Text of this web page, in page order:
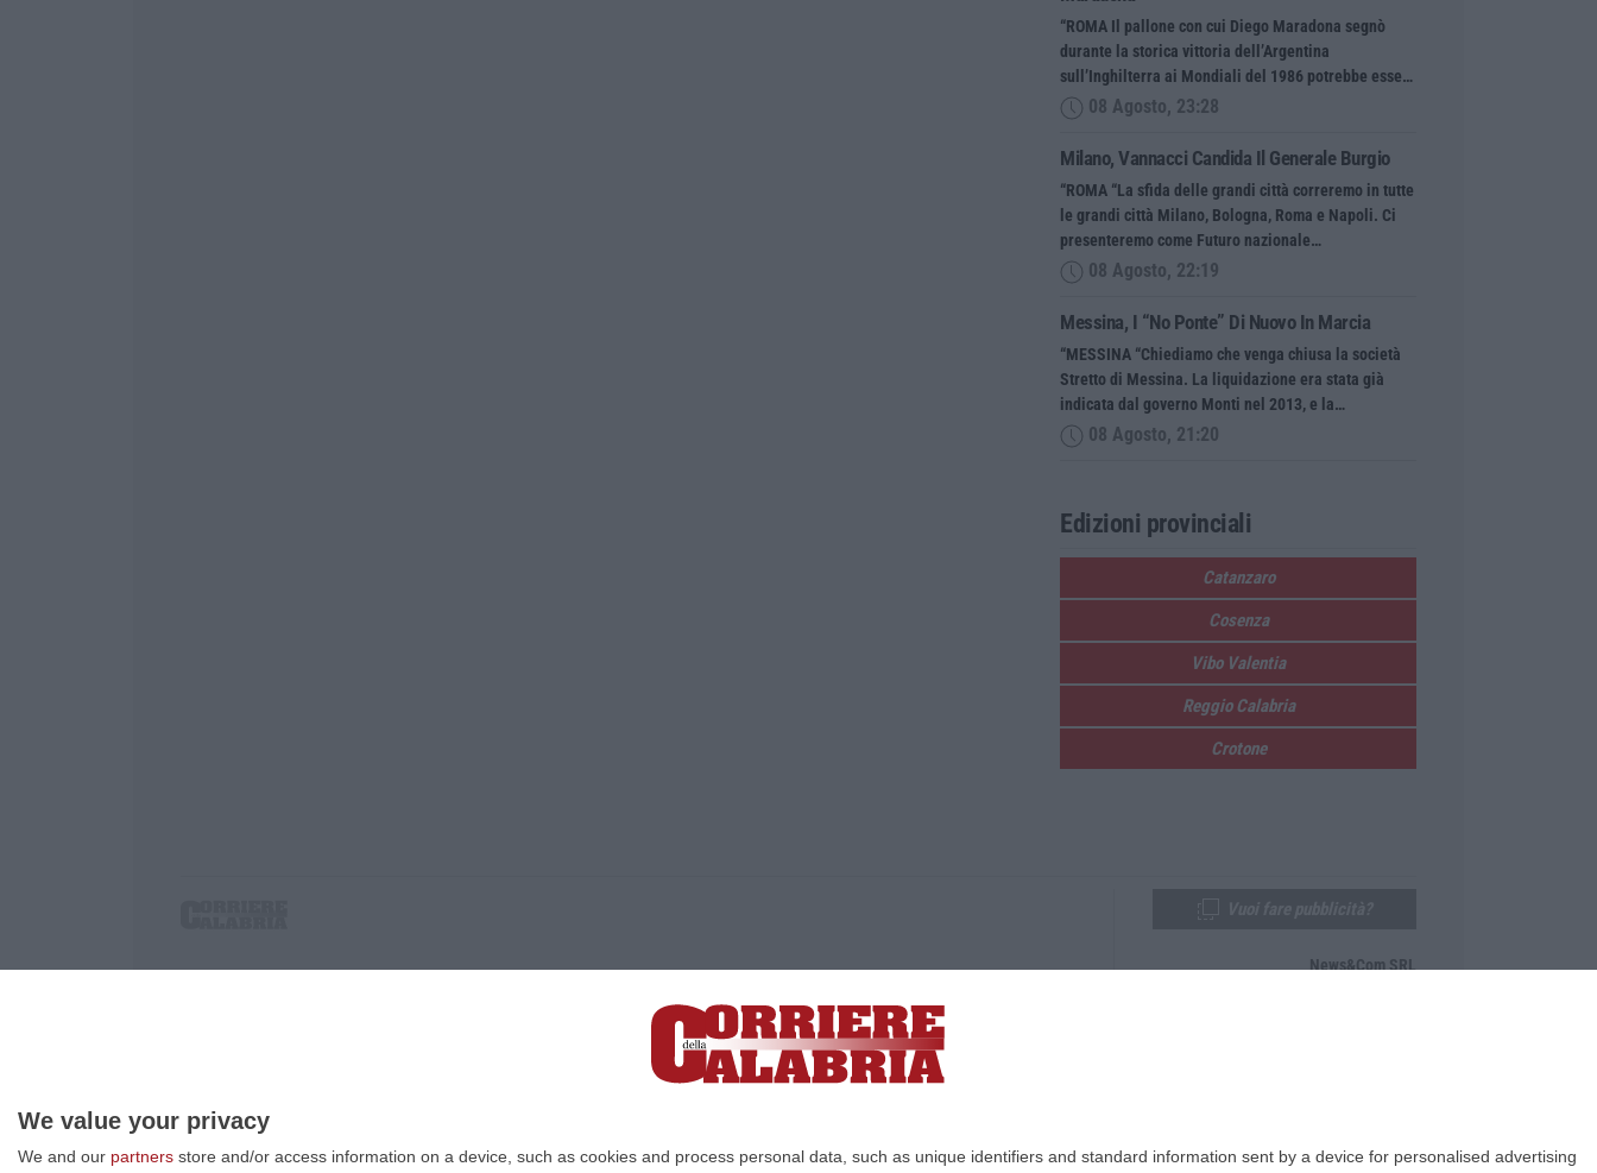
We value your privacy
We and our partners store and/or access information on a device, such as cookies and process personal data, such as unique identifiers and standard information sent by a device for personalised advertising
“ROMA Il pallone con cui Diego Maradona segnò
durante la storica vittoria dell’Argentina
sull’Inghilterra ai Mondiali del 1986 potrebbe esse…
08 Agosto, 23:28
Milano, Vannacci Candida Il Generale Burgio
“ROMA “La sfida delle grandi città correremo in tutte
le grandi città Milano, Bologna, Roma e Napoli. Ci
presenteremo come Futuro nazionale…
08 Agosto, 22:19
Messina, I “No Ponte” Di Nuovo In Marcia
“MESSINA “Chiediamo che venga chiusa la società
Stretto di Messina. La liquidazione era stata già
indicata dal governo Monti nel 2013, e la…
08 Agosto, 21:20
Edizioni provinciali
Catanzaro
Cosenza
Vibo Valentia
Reggio Calabria
Crotone
P.IVA. 03199620794, Via del mare 6/G, S.Eufemia, Lamezia Terme (CZ)
Iscrizione tribunale di Lamezia Terme 5/2011 - Direttore responsabile Paola Militano |Privacy
News&Com SRL